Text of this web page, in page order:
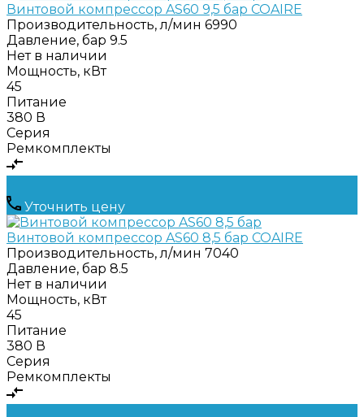
Винтовой компрессор AS60 9,5 бар COAIRE
Производительность, л/мин 6990
Давление, бар 9.5
Нет в наличии
Мощность, кВт
45
Питание
380 В
Серия
Ремкомплекты
Уточнить цену
Винтовой компрессор AS60 8,5 бар COAIRE
Производительность, л/мин 7040
Давление, бар 8.5
Нет в наличии
Мощность, кВт
45
Питание
380 В
Серия
Ремкомплекты